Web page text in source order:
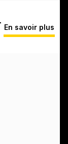
En savoir plus